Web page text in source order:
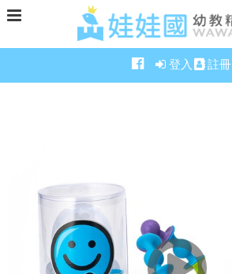
登入 註冊